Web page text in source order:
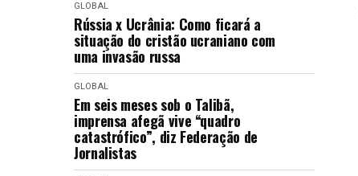
GLOBAL
Rússia x Ucrânia: Como ficará a
situação do cristão ucraniano com
uma invasão russa
GLOBAL
Em seis meses sob o Talibã,
imprensa afegã vive “quadro
catastrófico”, diz Federação de
Jornalistas